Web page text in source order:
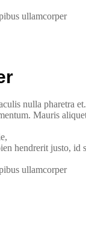
ullamcorper
nulla pharetra
Mauris
hendrerit justo, id
ullamcorper